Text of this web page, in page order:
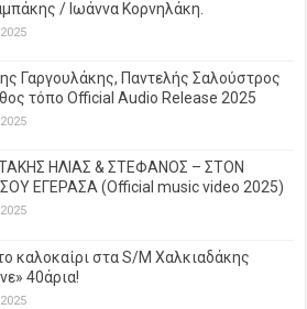
/ Ιωάννα Κορνηλάκη.
Γαργουλάκης, Παντελής Σαλούστρος
τόπο Official Audio Release 2025
ΗΛΙΑΣ & ΣΤΕΦΑΝΟΣ – ΣΤΟΝ
ΕΓΕΡΑΣΑ (Official music video 2025)
καλοκαίρι στα S/M Χαλκιαδάκης
40άρια!